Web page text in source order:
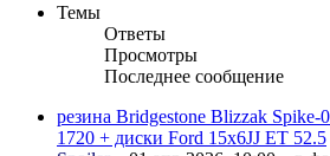
Темы
Ответы
Просмотры
Последнее сообщение
резина Bridgestone Blizzak
1720 + диски Ford 15x6JJ ET 52.5